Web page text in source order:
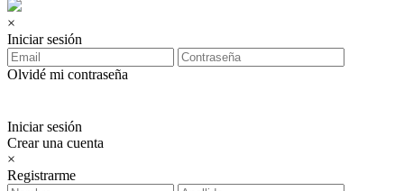
×
Iniciar sesión
Olvidé mi contraseña
Iniciar sesión
Crear una cuenta
×
Registrarme